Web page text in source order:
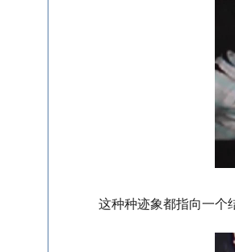
这种种迹象都指向一个